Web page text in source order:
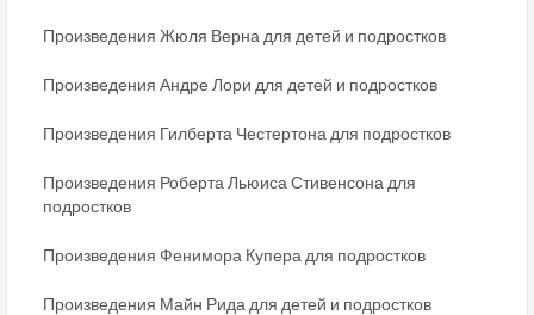
Произведения Жюля Верна для детей и подростков
Произведения Андре Лори для детей и подростков
Произведения Гилберта Честертона для подростков
Произведения Роберта Льюиса Стивенсона для
подростков
Произведения Фенимора Купера для подростков
Произведения Майн Рида для детей и подростков